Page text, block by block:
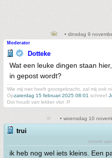
• dinsdag 9
Moderator
Dotteke
Wat een leuke dingen staan
in gepost wordt?
Wie mij niet heeft grootgebracht, zal mij ook
Opzaterdag 15 februari 2025 08:01 schreef
Dot houdt van lekker vlot :P
• woensdag 10
trui
enorm
ik heb nog wel iets kleins. Een